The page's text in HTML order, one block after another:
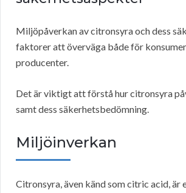
Miljöpåverkan av citronsyra och dess
faktorer att överväga både för
producenter.
Det är viktigt att förstå hur citronsyra
samt dess säkerhetsbedömning.
Miljöinverkan
Citronsyra, även känd som citric acid, är